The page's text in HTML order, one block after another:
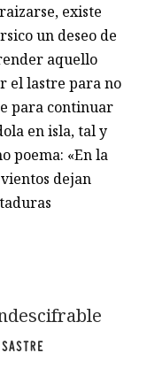
existe
un deseo de
aquello
el lastre para no
para continuar
en isla, tal y
poema: «En la
dejan